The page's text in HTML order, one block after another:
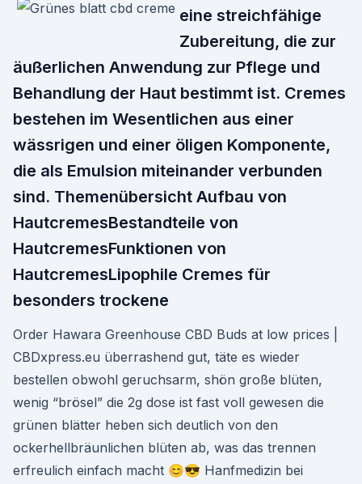
eine streichfähige
Zubereitung, die zur
äußerlichen Anwendung zur Pflege und
Behandlung der Haut bestimmt ist. Cremes
bestehen im Wesentlichen aus einer
wässrigen und einer öligen Komponente,
die als Emulsion miteinander verbunden
sind. Themenübersicht Aufbau von
HautcremesBestandteile von
HautcremesFunktionen von
HautcremesLipophile Cremes für
besonders trockene
Order Hawara Greenhouse CBD Buds at low prices |
CBDxpress.eu überrashend gut, täte es wieder
bestellen obwohl geruchsarm, shön große blüten,
wenig “brösel” die 2g dose ist fast voll gewesen die
grünen blätter heben sich deutlich von den
ockerhellbräunlichen blüten ab, was das trennen
erfreulich einfach macht 😊😎 Hanfmedizin bei